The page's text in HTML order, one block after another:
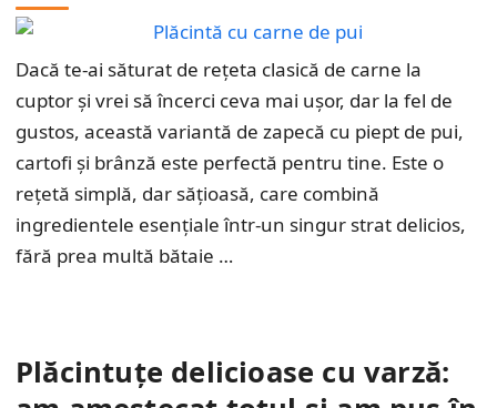
Dacă te-ai săturat de rețeta clasică de carne la
cuptor și vrei să încerci ceva mai ușor, dar la fel de
gustos, această variantă de zapecă cu piept de pui,
cartofi și brânză este perfectă pentru tine. Este o
rețetă simplă, dar sățioasă, care combină
ingredientele esențiale într-un singur strat delicios,
fără prea multă bătaie …
Plăcintuțe delicioase cu varză: